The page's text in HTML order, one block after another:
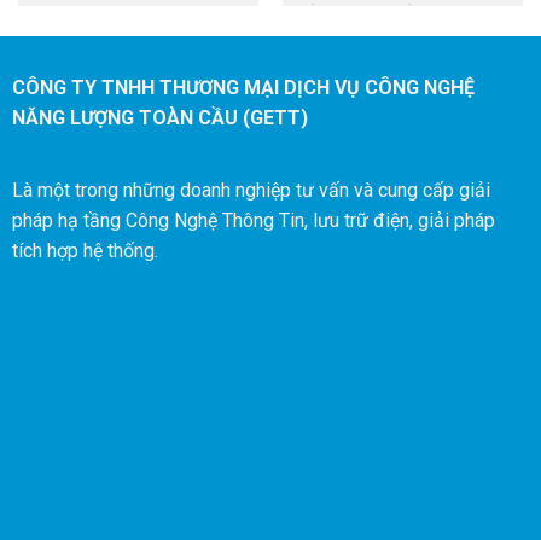
cung cấp điện cho tải
được kết nối. Trong
trường hợp nguồn điện
chính bị lỗi, ATS sẽ tự
phòng sang nguồn điện
thứ cấp mà không bị gián
CÔNG TY TNHH THƯƠNG MẠI DỊCH VỤ CÔNG NGHỆ
NĂNG LƯỢNG TOÀN CẦU (GETT)
Là một trong những doanh nghiệp tư vấn và cung cấp giải
pháp hạ tầng Công Nghệ Thông Tin, lưu trữ điện, giải pháp
tích hợp hệ thống.